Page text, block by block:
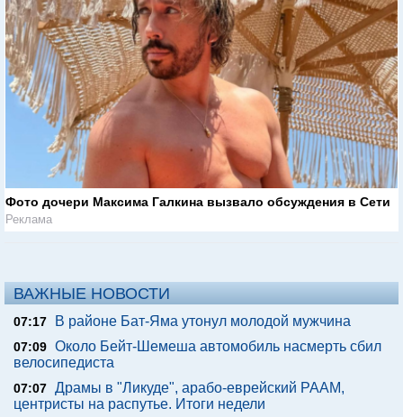
Фото дочери Максима Галкина вызвало обсуждения в Сети
Реклама
ВАЖНЫЕ НОВОСТИ
07:17 В районе Бат-Яма утонул молодой мужчина
07:09 Около Бейт-Шемеша автомобиль насмерть сбил
велосипедиста
07:07 Драмы в "Ликуде", арабо-еврейский РААМ,
центристы на распутье. Итоги недели